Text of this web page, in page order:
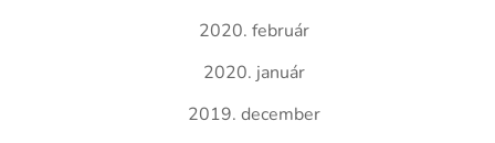
2020. február
2020. január
2019. december